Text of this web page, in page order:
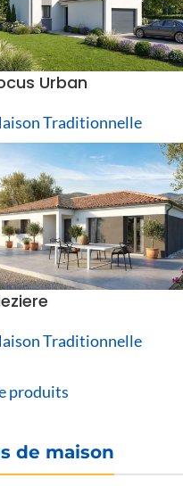
Urban
Traditionnelle
Traditionnelle
produits
de maison